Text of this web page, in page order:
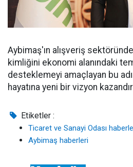
Aybimaş'ın alışveriş
kimliğini ekonomi alanındaki
desteklemeyi amaçlayan bu
hayatına yeni bir vizyon
Etiketler :
Ticaret ve Sanayi Odası
Aybimaş haberleri